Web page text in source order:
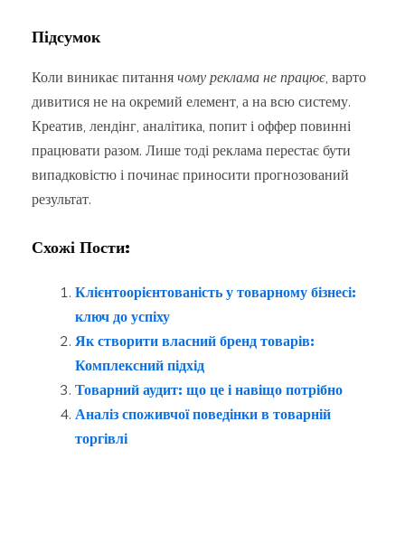
Підсумок
Коли виникає питання чому реклама не працює, варто
дивитися не на окремий елемент, а на всю систему.
Креатив, лендінг, аналітика, попит і оффер повинні
працювати разом. Лише тоді реклама перестає бути
випадковістю і починає приносити прогнозований
результат.
Схожі Пости:
Клієнтоорієнтованість у товарному бізнесі:
ключ до успіху
Як створити власний бренд товарів:
Комплексний підхід
Товарний аудит: що це і навіщо потрібно
Аналіз споживчої поведінки в товарній
торгівлі